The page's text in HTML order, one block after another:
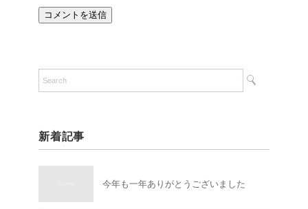
新着記事
今年も一年ありがとうございました